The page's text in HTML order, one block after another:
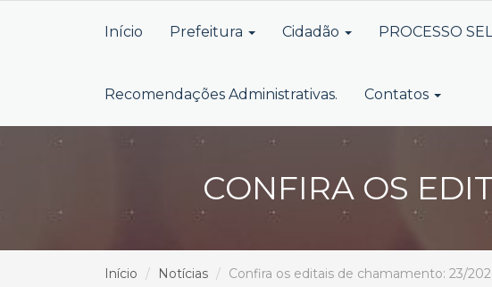
Início Prefeitura Cidadão PROCESSO
Recomendações Administrativas. Contatos
CONFIRA OS
Início Notícias Confira os editais de chamamento: 23/